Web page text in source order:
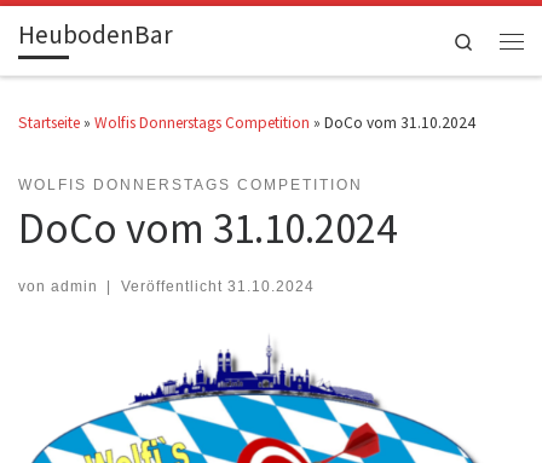
Zum Inhalt springen
HeubodenBar
Search
Startseite » Wolfis Donnerstags Competition » DoCo vom 31.10.2024
WOLFIS DONNERSTAGS COMPETITION
DoCo vom 31.10.2024
von admin | Veröffentlicht 31.10.2024